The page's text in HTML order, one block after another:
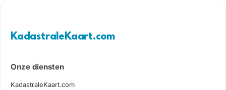
KadastraleKaart.com
Onze diensten
KadastraleKaart.com